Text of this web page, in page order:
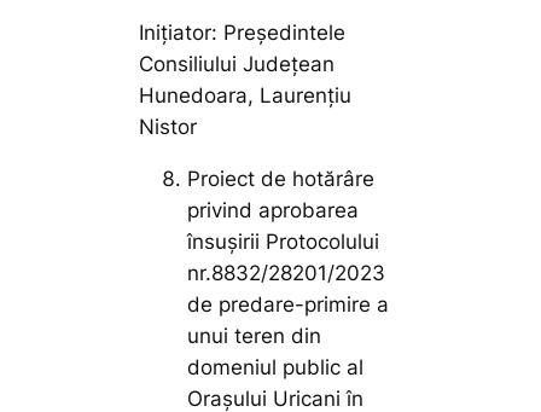
Inițiator: Președintele
Consiliului Județean
Hunedoara, Laurențiu
Nistor
Proiect de hotărâre
privind aprobarea
însușirii Protocolului
nr.8832/28201/2023
de predare-primire a
unui teren din
domeniul public al
Orașului Uricani în